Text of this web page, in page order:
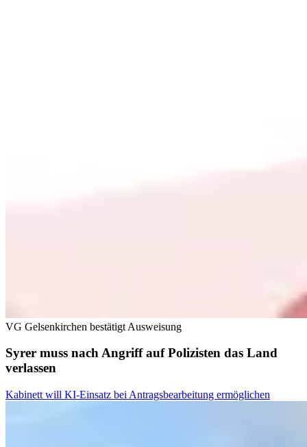
VG Gelsenkirchen bestätigt Ausweisung
Syrer muss nach Angriff auf Polizisten das Land
verlassen
Kabinett will KI-Einsatz bei Antragsbearbeitung ermöglichen